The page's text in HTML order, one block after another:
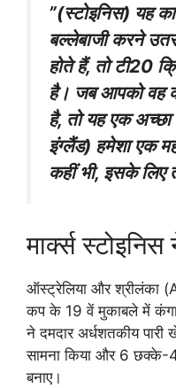
”(स्टोइनिस) यह
बल्लेबाजी करने
होते हैं, तो टी20
है। जब आपको वह
है, तो यह एक
इंग्लैंड) हमेशा एक
कहीं भी, इसके लिए
मार्क्स
ऑस्ट्रेलिया और श्रीलंका
कप के 19 वें मुकाबले में
ने दमदार अर्धशतकीय
सामना किया और 6 छक्के-
बनाए।